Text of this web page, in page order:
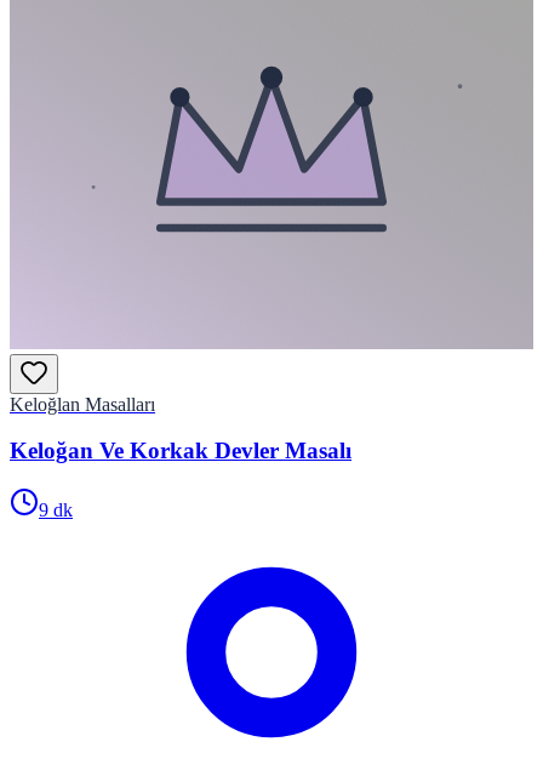
Keloğlan Masalları
Keloğan Ve Korkak Devler Masalı
9 dk